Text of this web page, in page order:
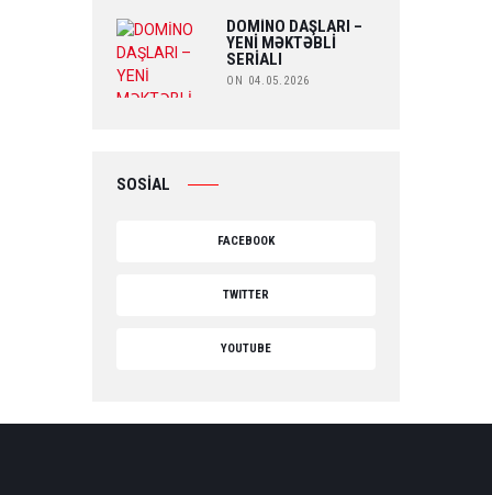
DOMİNO DAŞLARI –
YENİ MƏKTƏBLİ
SERİALI
ON 04.05.2026
SOSİAL
FACEBOOK
TWITTER
YOUTUBE